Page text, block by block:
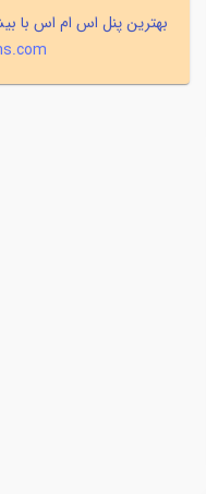
بهترین پنل اس ام اس با